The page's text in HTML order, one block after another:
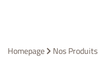
Homepage Nos Produits